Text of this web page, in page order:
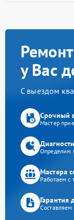
у Вас
С выездом
Срочный
Мастер
Определим
Мастера
Работаем с
Гарантия
Составляем